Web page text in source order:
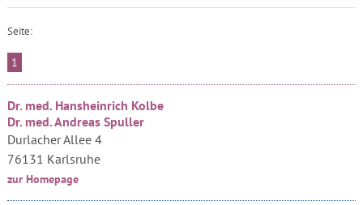
Seite:
1
Dr. med. Hansheinrich Kolbe
Dr. med. Andreas Spuller
Durlacher Allee 4
76131 Karlsruhe
zur Homepage